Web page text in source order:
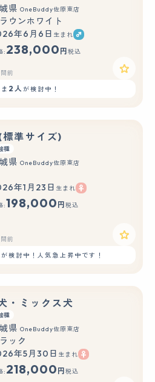
県 OneBuddy佐原東店
ウンホワイト
年6月6日 生まれ
: 238,000 円 税込
前
2人が検討中！
準サイズ)
種
県 OneBuddy佐原東店
年1月23日 生まれ
:198,000 円 税込
前
が検討中！人気急上昇中です！
・ミックス犬
種
県 OneBuddy佐原東店
ック
年5月30日 生まれ
: 218,000 円 税込